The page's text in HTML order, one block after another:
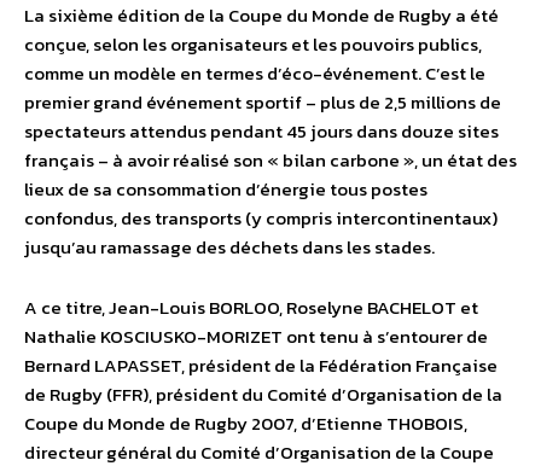
La sixième édition de la Coupe du Monde de Rugby a été
conçue, selon les organisateurs et les pouvoirs publics,
comme un modèle en termes d’éco-événement. C’est le
premier grand événement sportif – plus de 2,5 millions de
spectateurs attendus pendant 45 jours dans douze sites
français – à avoir réalisé son « bilan carbone », un état des
lieux de sa consommation d’énergie tous postes
confondus, des transports (y compris intercontinentaux)
jusqu’au ramassage des déchets dans les stades.
A ce titre, Jean-Louis BORLOO, Roselyne BACHELOT et
Nathalie KOSCIUSKO-MORIZET ont tenu à s’entourer de
Bernard LAPASSET, président de la Fédération Française
de Rugby (FFR), président du Comité d’Organisation de la
Coupe du Monde de Rugby 2007, d’Etienne THOBOIS,
directeur général du Comité d’Organisation de la Coupe